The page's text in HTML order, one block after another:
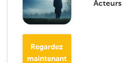
Regardez
maintenant
Acteurs